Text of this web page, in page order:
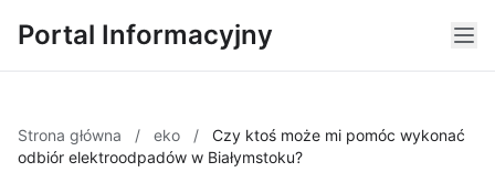
Portal Informacyjny
Strona główna / eko /
Czy ktoś może mi pomóc wykonać
odbiór elektroodpadów w Białymstoku?